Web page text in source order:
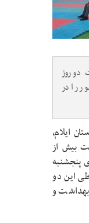
روز
را در
ایلام،
بیش از
پنجشنبه
و طی این دو
و